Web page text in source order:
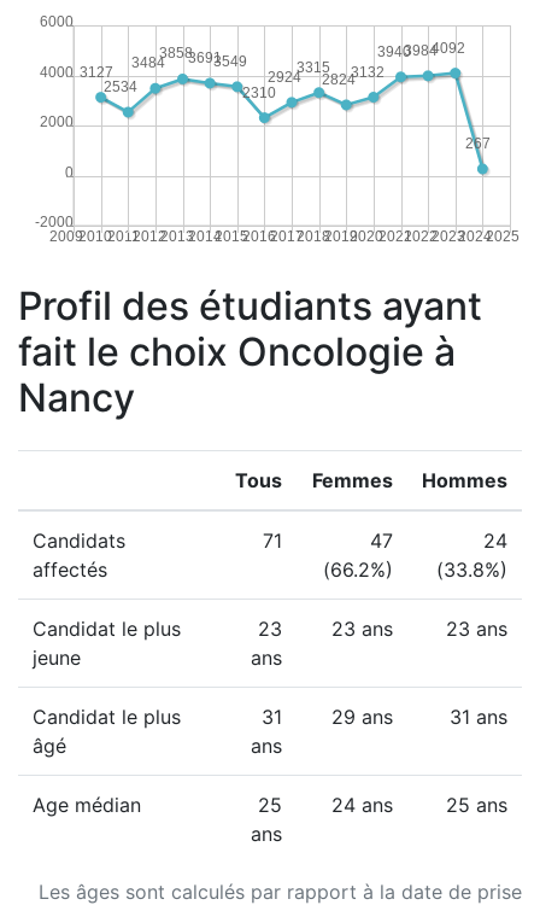
20092010201120122013201420152016201720182019202020212022202320242025
-2000
0
2000
4000
6000
267
4092
3984
3940
3132
2824
3315
2924
2310
3549
3691
3858
3484
2534
3127
Profil des étudiants ayant
fait le choix Oncologie à
Nancy
Les âges sont calculés par rapport à la date de prise
Tous Femmes Hommes
Candidats
affectés
71
47
(66.2%)
24
(33.8%)
Candidat le plus
jeune
23
ans
23 ans 23 ans
Candidat le plus
âgé
31
ans
29 ans 31 ans
Age médian
25
ans
24 ans 25 ans